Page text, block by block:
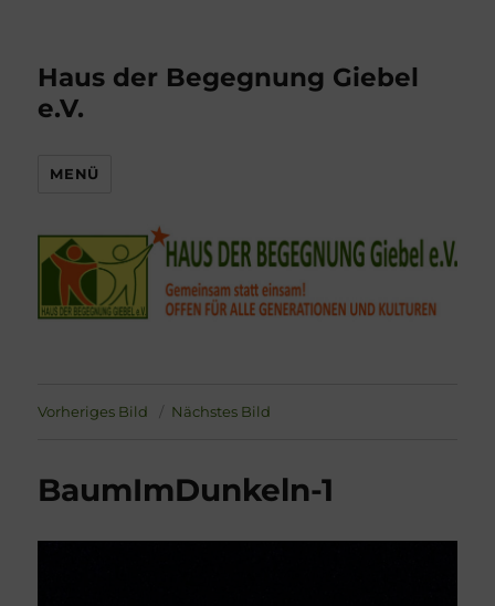
Haus der Begegnung Giebel
e.V.
MENÜ
Vorheriges Bild Nächstes Bild
BaumImDunkeln-1